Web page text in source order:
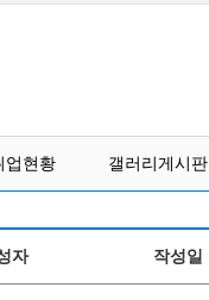
업현황 갤러리게시판
자 작성일